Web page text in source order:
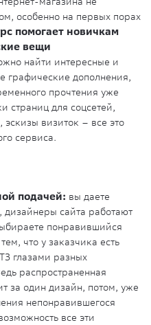
особенно на первых порах
помогает новичкам
вещи
найти интересные и
графические дополнения,
прочтения уже
страниц для соцсетей,
визиток – все это
сервиса.
подачей: вы даете
дизайнеры сайта работают
понравившийся
что у заказчика есть
глазами разных
распространенная
за один дизайн, потом, уже
непонравившегося
все эти